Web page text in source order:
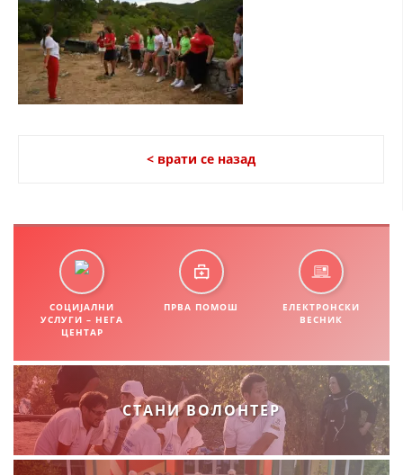
ИСТОРИЈАТ НА ЦКРМ
ИСТОРИЈАТ НА ДВИЖЕЊЕТО
СТРУКТУРА НА ОРГАНИЗАЦИЈАТА
ЧЛЕНСТВО ВО ПРОФЕСИОНАЛНИ ТЕЛА
СТАТУТ НА ЦКРМ
ОРГАНИЗАЦИЈА И РАЗВОЈ
РАКОВОДЕН ОДБОР
СОБРАНИЕ
< врати се назад
СОЦИЈАЛНИ
УСЛУГИ – НЕГА
ЦЕНТАР
ПРВА ПОМОШ
ЕЛЕКТРОНСКИ
ВЕСНИК
СТАНИ ВОЛОНТЕР